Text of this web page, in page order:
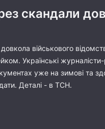
скандали
військового
Українські
уже на зимові та
Деталі - в ТСН.